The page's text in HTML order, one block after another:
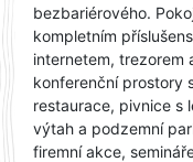
bezbariérového.
kompletním
internetem, trezorem
konferenční prostory
restaurace, pivnice s
výtah a podzemní
firemní akce,